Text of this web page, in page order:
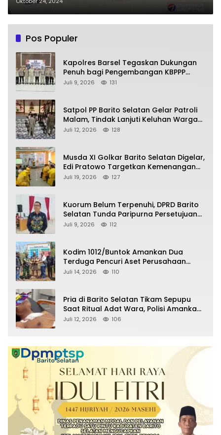
Pos Populer
Kapolres Barsel Tegaskan Dukungan
Penuh bagi Pengembangan KBPPP
Kalimantan Tengah
Juli 9, 2026 131
Satpol PP Barito Selatan Gelar Patroli
Malam, Tindak Lanjuti Keluhan Warga
soal Balap Liar dan Remaja Nongkrong
Juli 12, 2026 128
Musda XI Golkar Barito Selatan Digelar,
Edi Pratowo Targetkan Kemenangan
Partai pada Pemilu Mendatang
Juli 19, 2026 127
Kuorum Belum Terpenuhi, DPRD Barito
Selatan Tunda Paripurna Persetujuan
Raperda Pertanggungjawaban APBD
Juli 9, 2026 112
Kodim 1012/Buntok Amankan Dua
Terduga Pencuri Aset Perusahaan
Sitaan Satgas PKH, Satu Paket Diduga
Juli 14, 2026 110
Pria di Barito Selatan Tikam Sepupu
Saat Ritual Adat Wara, Polisi Amankan
Pelaku
Juli 12, 2026 106